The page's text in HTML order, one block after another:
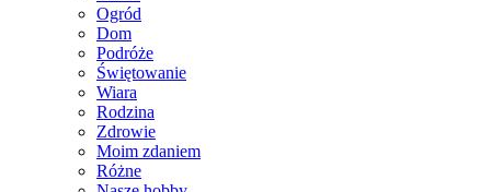
Ogród
Dom
Podróże
Świętowanie
Wiara
Rodzina
Zdrowie
Moim zdaniem
Różne